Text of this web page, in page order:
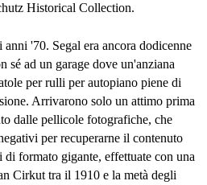
Historical Collection.
'70. Segal era ancora dodicenne
sé ad un garage dove un'anziana
per rulli per autopiano piene di
Arrivarono solo un attimo prima
dalle pellicole fotografiche, che
per recuperarne il contenuto
formato gigante, effettuate con una
Cirkut tra il 1910 e la metà degli